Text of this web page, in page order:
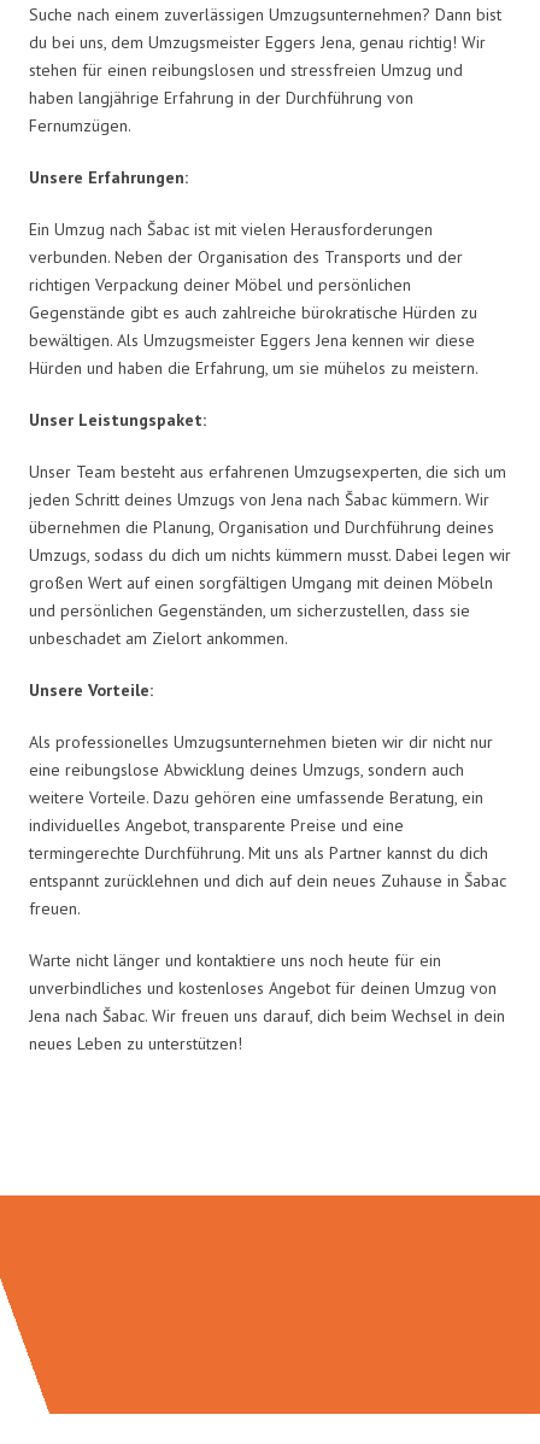
Suche nach einem zuverlässigen Umzugsunternehmen? Dann bist
du bei uns, dem Umzugsmeister Eggers Jena, genau richtig! Wir
stehen für einen reibungslosen und stressfreien Umzug und
haben langjährige Erfahrung in der Durchführung von
Fernumzügen.
Unsere Erfahrungen:
Ein Umzug nach Šabac ist mit vielen Herausforderungen
verbunden. Neben der Organisation des Transports und der
richtigen Verpackung deiner Möbel und persönlichen
Gegenstände gibt es auch zahlreiche bürokratische Hürden zu
bewältigen. Als Umzugsmeister Eggers Jena kennen wir diese
Hürden und haben die Erfahrung, um sie mühelos zu meistern.
Unser Leistungspaket:
Unser Team besteht aus erfahrenen Umzugsexperten, die sich um
jeden Schritt deines Umzugs von Jena nach Šabac kümmern. Wir
übernehmen die Planung, Organisation und Durchführung deines
Umzugs, sodass du dich um nichts kümmern musst. Dabei legen wir
großen Wert auf einen sorgfältigen Umgang mit deinen Möbeln
und persönlichen Gegenständen, um sicherzustellen, dass sie
unbeschadet am Zielort ankommen.
Unsere Vorteile:
Als professionelles Umzugsunternehmen bieten wir dir nicht nur
eine reibungslose Abwicklung deines Umzugs, sondern auch
weitere Vorteile. Dazu gehören eine umfassende Beratung, ein
individuelles Angebot, transparente Preise und eine
termingerechte Durchführung. Mit uns als Partner kannst du dich
entspannt zurücklehnen und dich auf dein neues Zuhause in Šabac
freuen.
Warte nicht länger und kontaktiere uns noch heute für ein
unverbindliches und kostenloses Angebot für deinen Umzug von
Jena nach Šabac. Wir freuen uns darauf, dich beim Wechsel in dein
neues Leben zu unterstützen!